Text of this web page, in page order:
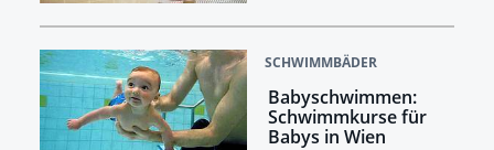
SCHWIMMBÄDER
Babyschwimmen:
Schwimmkurse für
Babys in Wien